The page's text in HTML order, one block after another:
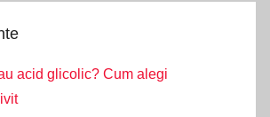
acid glicolic? Cum alegi